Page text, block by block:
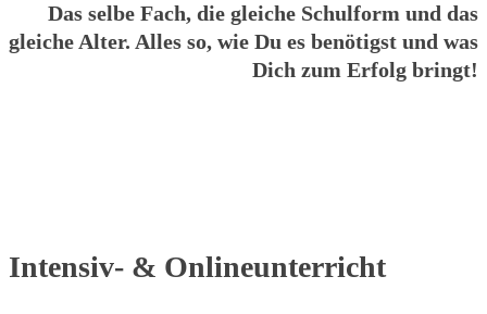
Das selbe Fach, die gleiche Schulform und das
gleiche Alter. Alles so, wie Du es benötigst und was
Dich zum Erfolg bringt!
Intensiv- & Onlineunterricht